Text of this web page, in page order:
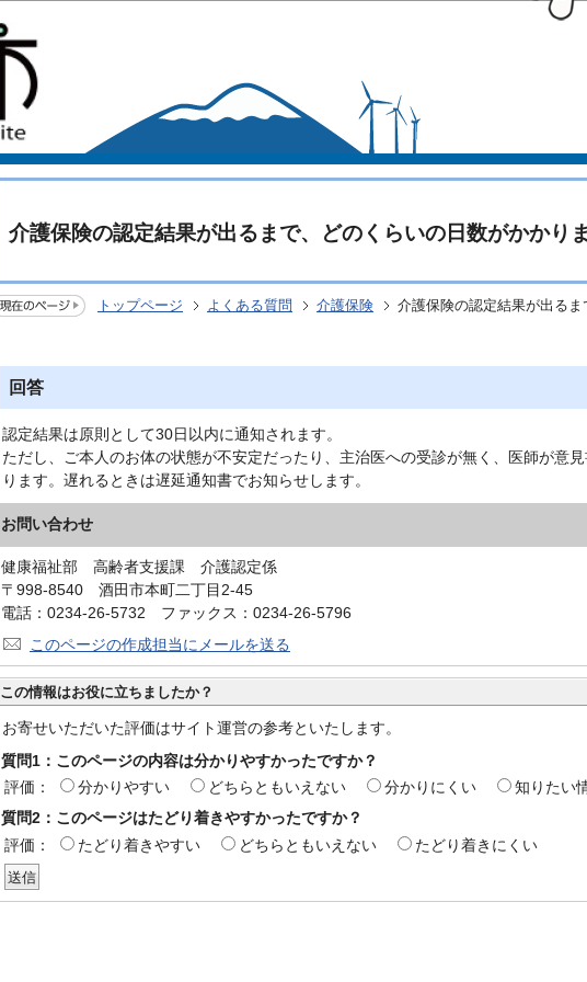
介護保険の認定結果が出るまで、どのくらいの日数がかかり
トップページ よくある質問 介護保険 介護保険の認定結果が出る
回答
認定結果は原則として30日以内に通知されます。
ただし、ご本人のお体の状態が不安定だったり、主治医への受診が無く、医師が意
ります。遅れるときは遅延通知書でお知らせします。
お問い合わせ
健康福祉部 高齢者支援課 介護認定係
〒998-8540 酒田市本町二丁目2-45
電話：0234-26-5732 ファックス：0234-26-5796
このページの作成担当にメールを送る
この情報はお役に立ちましたか？
お寄せいただいた評価はサイト運営の参考といたします。
質問1：このページの内容は分かりやすかったですか？
評価：
分かりやすい どちらともいえない 分かりにくい
知りたい
質問2：このページはたどり着きやすかったですか？
評価：
たどり着きやすい どちらともいえない たどり着きにくい